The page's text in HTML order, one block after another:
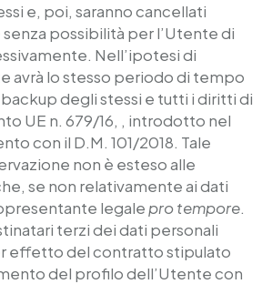
e, poi, saranno cancellati
possibilità per l’Utente di
Nell’ipotesi di
avrà lo stesso periodo di tempo
degli stessi e tutti i diritti di
UE n. 679/16, , introdotto nel
con il D.M. 101/2018. Tale
non è esteso alle
se non relativamente ai dati
legale pro tempore.
terzi dei dati personali
effetto del contratto stipulato
del profilo dell’Utente con